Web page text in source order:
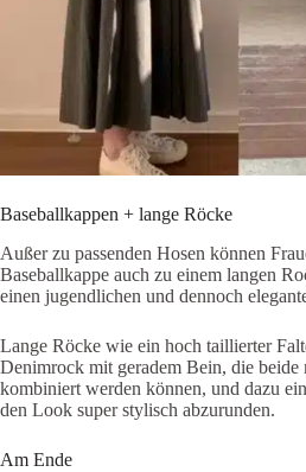
Baseballkappen + lange Röcke
Außer zu passenden Hosen können
Baseballkappe auch zu einem langen
einen jugendlichen und dennoch
Lange Röcke wie ein hoch taillierter
Denimrock mit geradem Bein, die beide
kombiniert werden können, und dazu
den Look super stylisch abzurunden.
Am Ende